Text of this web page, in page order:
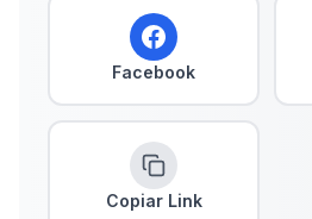
Facebook
Copiar Link